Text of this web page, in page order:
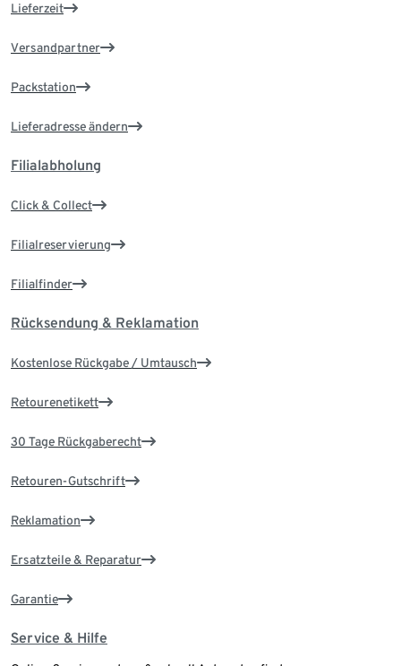
Lieferzeit
Versandpartner
Packstation
Lieferadresse ändern
Filialabholung
Click & Collect
Filialreservierung
Filialfinder
Rücksendung & Reklamation
Kostenlose Rückgabe / Umtausch
Retourenetikett
30 Tage Rückgaberecht
Retouren-Gutschrift
Reklamation
Ersatzteile & Reparatur
Garantie
Service & Hilfe